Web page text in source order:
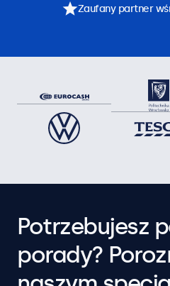
Zaufany partner
Potrzebujesz
porady?